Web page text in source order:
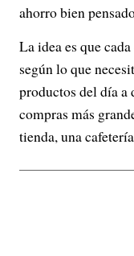
ahorro bien
La idea es que
según lo que
productos del día a
compras más
tienda, una